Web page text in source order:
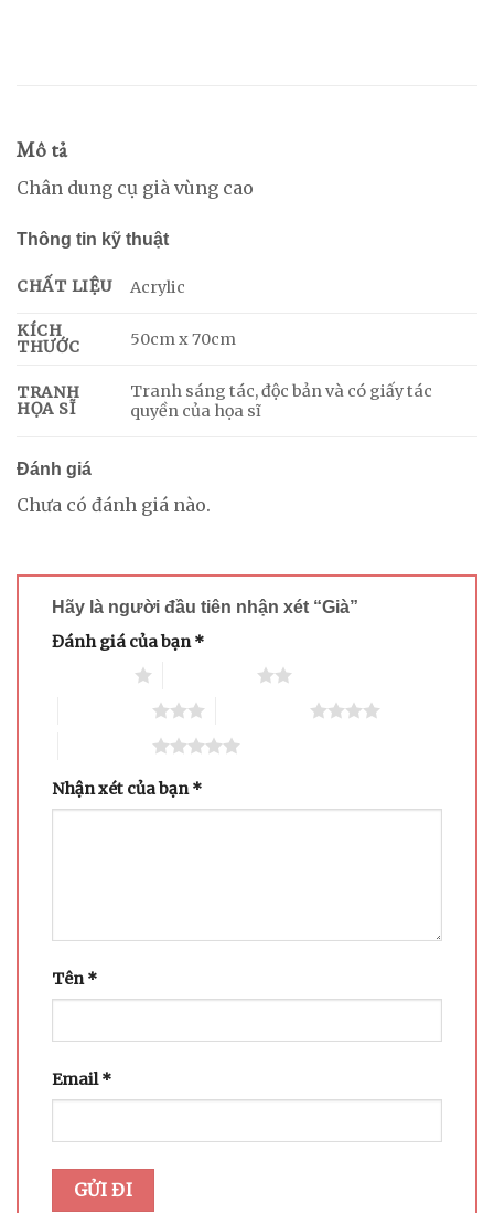
Mô tả
Chân dung cụ già vùng cao
Thông tin kỹ thuật
CHẤT LIỆU Acrylic
KÍCH
THƯỚC
50cm x 70cm
TRANH
HỌA SĨ
Tranh sáng tác, độc bản và có giấy tác
quyền của họa sĩ
Đánh giá
Chưa có đánh giá nào.
Hãy là người đầu tiên nhận xét “Già”
Đánh giá của bạn*
Nhận xét của bạn*
Tên*
Email*